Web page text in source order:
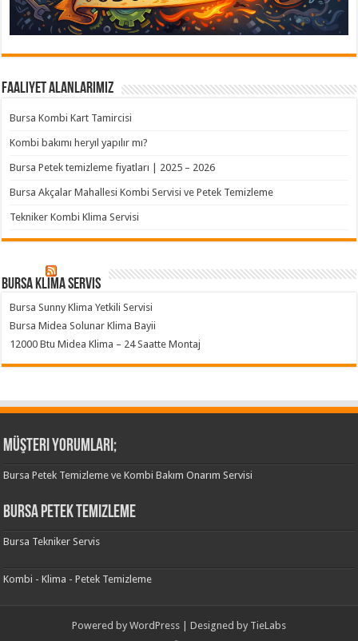
Faaliyet Alanlarımız
Bursa Kombi Kart Tamircisi
Kombi bakımı heryıl yapılır mı?
Bursa Petek temizleme fiyatları | 2025 – 2026
Bursa Akçalar Mahallesi Kombi Servisi ve Petek Temizleme
Tekniker Kombi Klima Servisi
Bursa klima servis
Bursa Sunny Klima Yetkili Servisi
Bursa Midea Solunar Klima Bayii
12000 Btu Midea Klima – 24 Saatte Montaj
Müşteri Yorumları;
Bursa Petek Temizleme ve Kombi Bakım Onarım Servisi
Bursa Petek Temizleme
Bursa Tekniker Servis
Kombi - Klima - Petek Temizleme
Powered by WordPress | Designed by TieLabs